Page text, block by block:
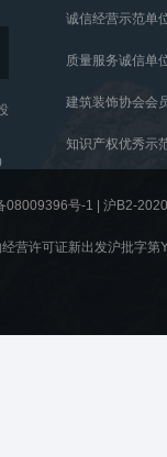
诚信经营示范单
质量服务诚信单
建筑装饰协会会
知识产权优秀示
08009396号-1
沪B2-
营许可证新出发沪批字第